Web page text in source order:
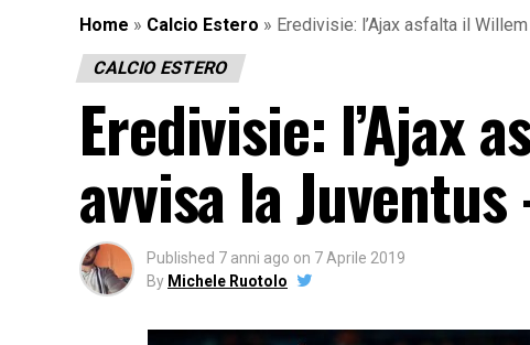
Home » Calcio Estero » Eredivisie: l’Ajax asfalta il
CALCIO ESTERO
Eredivisie: l’Ajax
avvisa la Juventus
Published 7 anni ago on 7 Aprile 2019
By Michele Ruotolo